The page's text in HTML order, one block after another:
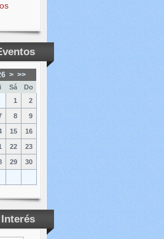
> >>
Sá
Do
1
2
8 9
15 16
22 23
29 30
Interés